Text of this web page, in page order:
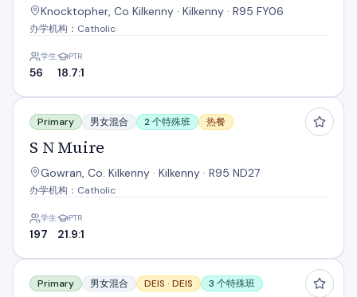
Knocktopher, Co Kilkenny · Kilkenny · R95 FY06
办学机构：Catholic
学生
56
PTR
18.7:1
S N Muire
Primary 男女混合 2 个特殊班 热餐
S N Muire
Gowran, Co. Kilkenny · Kilkenny · R95 ND27
办学机构：Catholic
学生
197
PTR
21.9:1
S N Muire Gan Smal
Primary 男女混合 DEIS · DEIS 3 个特殊班